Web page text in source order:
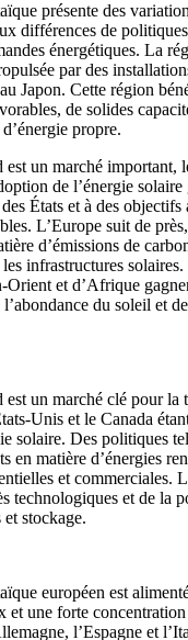
présente des
différences de
énergétiques. La
par des
Japon. Cette région
de solides
propre.
un marché important,
de l’énergie solaire
États et à des
L’Europe suit de
d’émissions de
infrastructures
Orient et d’Afrique
du soleil et
un marché clé pour la
Unis et le Canada
solaire. Des politiques
en matière d’énergies
et commerciales.
technologiques et de la
stockage.
européen est
et une forte
l’Espagne et